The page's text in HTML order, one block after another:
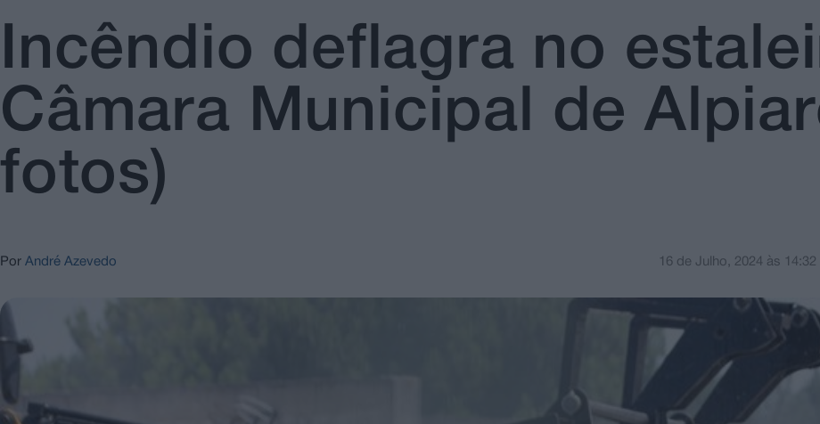
Incêndio deflagra no
Câmara Municipal de
fotos)
Por André Azevedo 16 de Julho, 2024 às 14:32